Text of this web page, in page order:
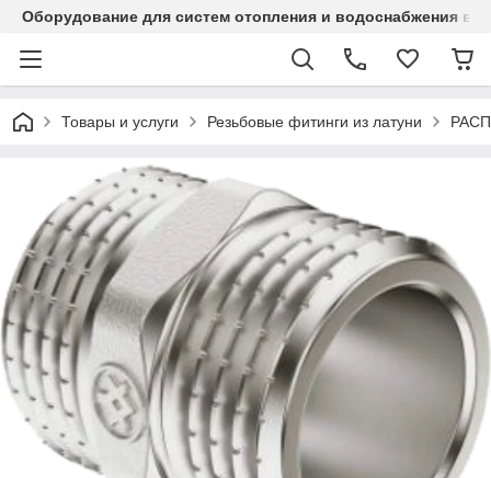
Оборудование для систем отопления и водоснабжения в
Товары и услуги Резьбовые фитинги из латуни